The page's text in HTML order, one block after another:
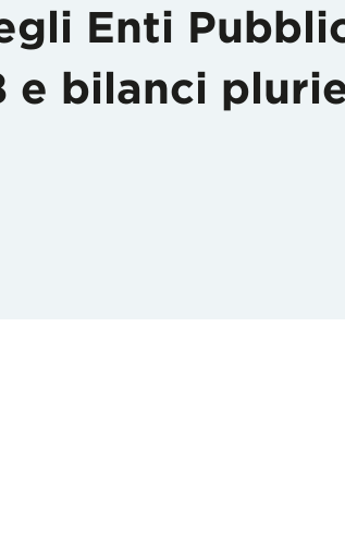
Enti
e bilanci